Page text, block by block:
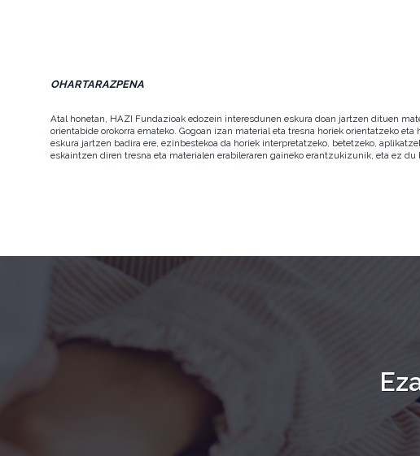
OHARTARAZPENA
Atal honetan, HAZI Fundazioak edozein interesdunen eskura doan jartzen dituen
orientabide orokorra emateko. Gogoan izan material eta tresna horiek orientatzeko
eskura jartzen badira ere, ezinbestekoa da horiek interpretatzeko, betetzeko,
eskaintzen diren tresna eta materialen erabileraren gaineko erantzukizunik, eta ez